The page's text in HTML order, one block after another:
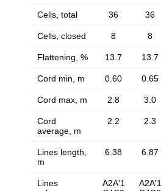
Cells, total 36 36
Cells, closed 8 8
Flattening, % 13.7 13.7
Cord min, m 0.60 0.65
Cord max, m 2.8 3.0
Cord
average, m
2.2 2.3
Lines length,
m
6.38 6.87
Lines
A2A'1
A2A'1